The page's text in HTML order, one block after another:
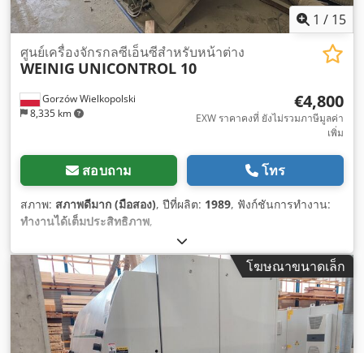
1 / 15
Gorzów Wielkopolski
8,335 km
ศูนย์เครื่องจักรกลซีเอ็นซีสำหรับหน้าต่าง
WEINIG UNICONTROL 10
€4,800
EXW ราคาคงที่ ยังไม่รวมภาษีมูลค่า
เพิ่ม
สอบถาม โทร
สภาพ: สภาพดีมาก (มือสอง), ปีที่ผลิต: 1989, ฟังก์ชันการทำงาน:
ทำงานได้เต็มประสิทธิภาพ,
โฆษณาขนาดเล็ก